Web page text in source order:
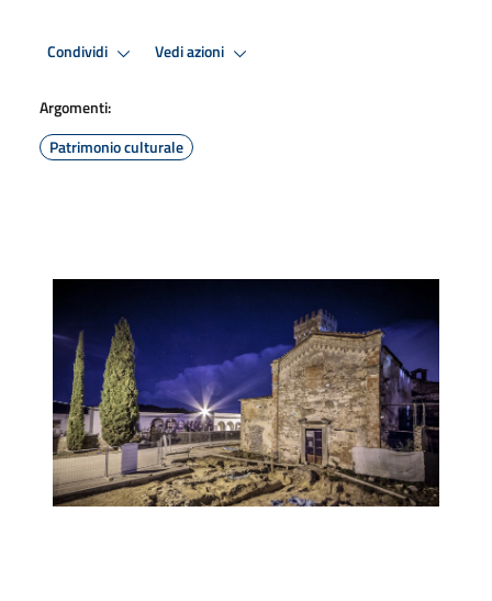
Condividi Vedi azioni
Argomenti:
Patrimonio culturale